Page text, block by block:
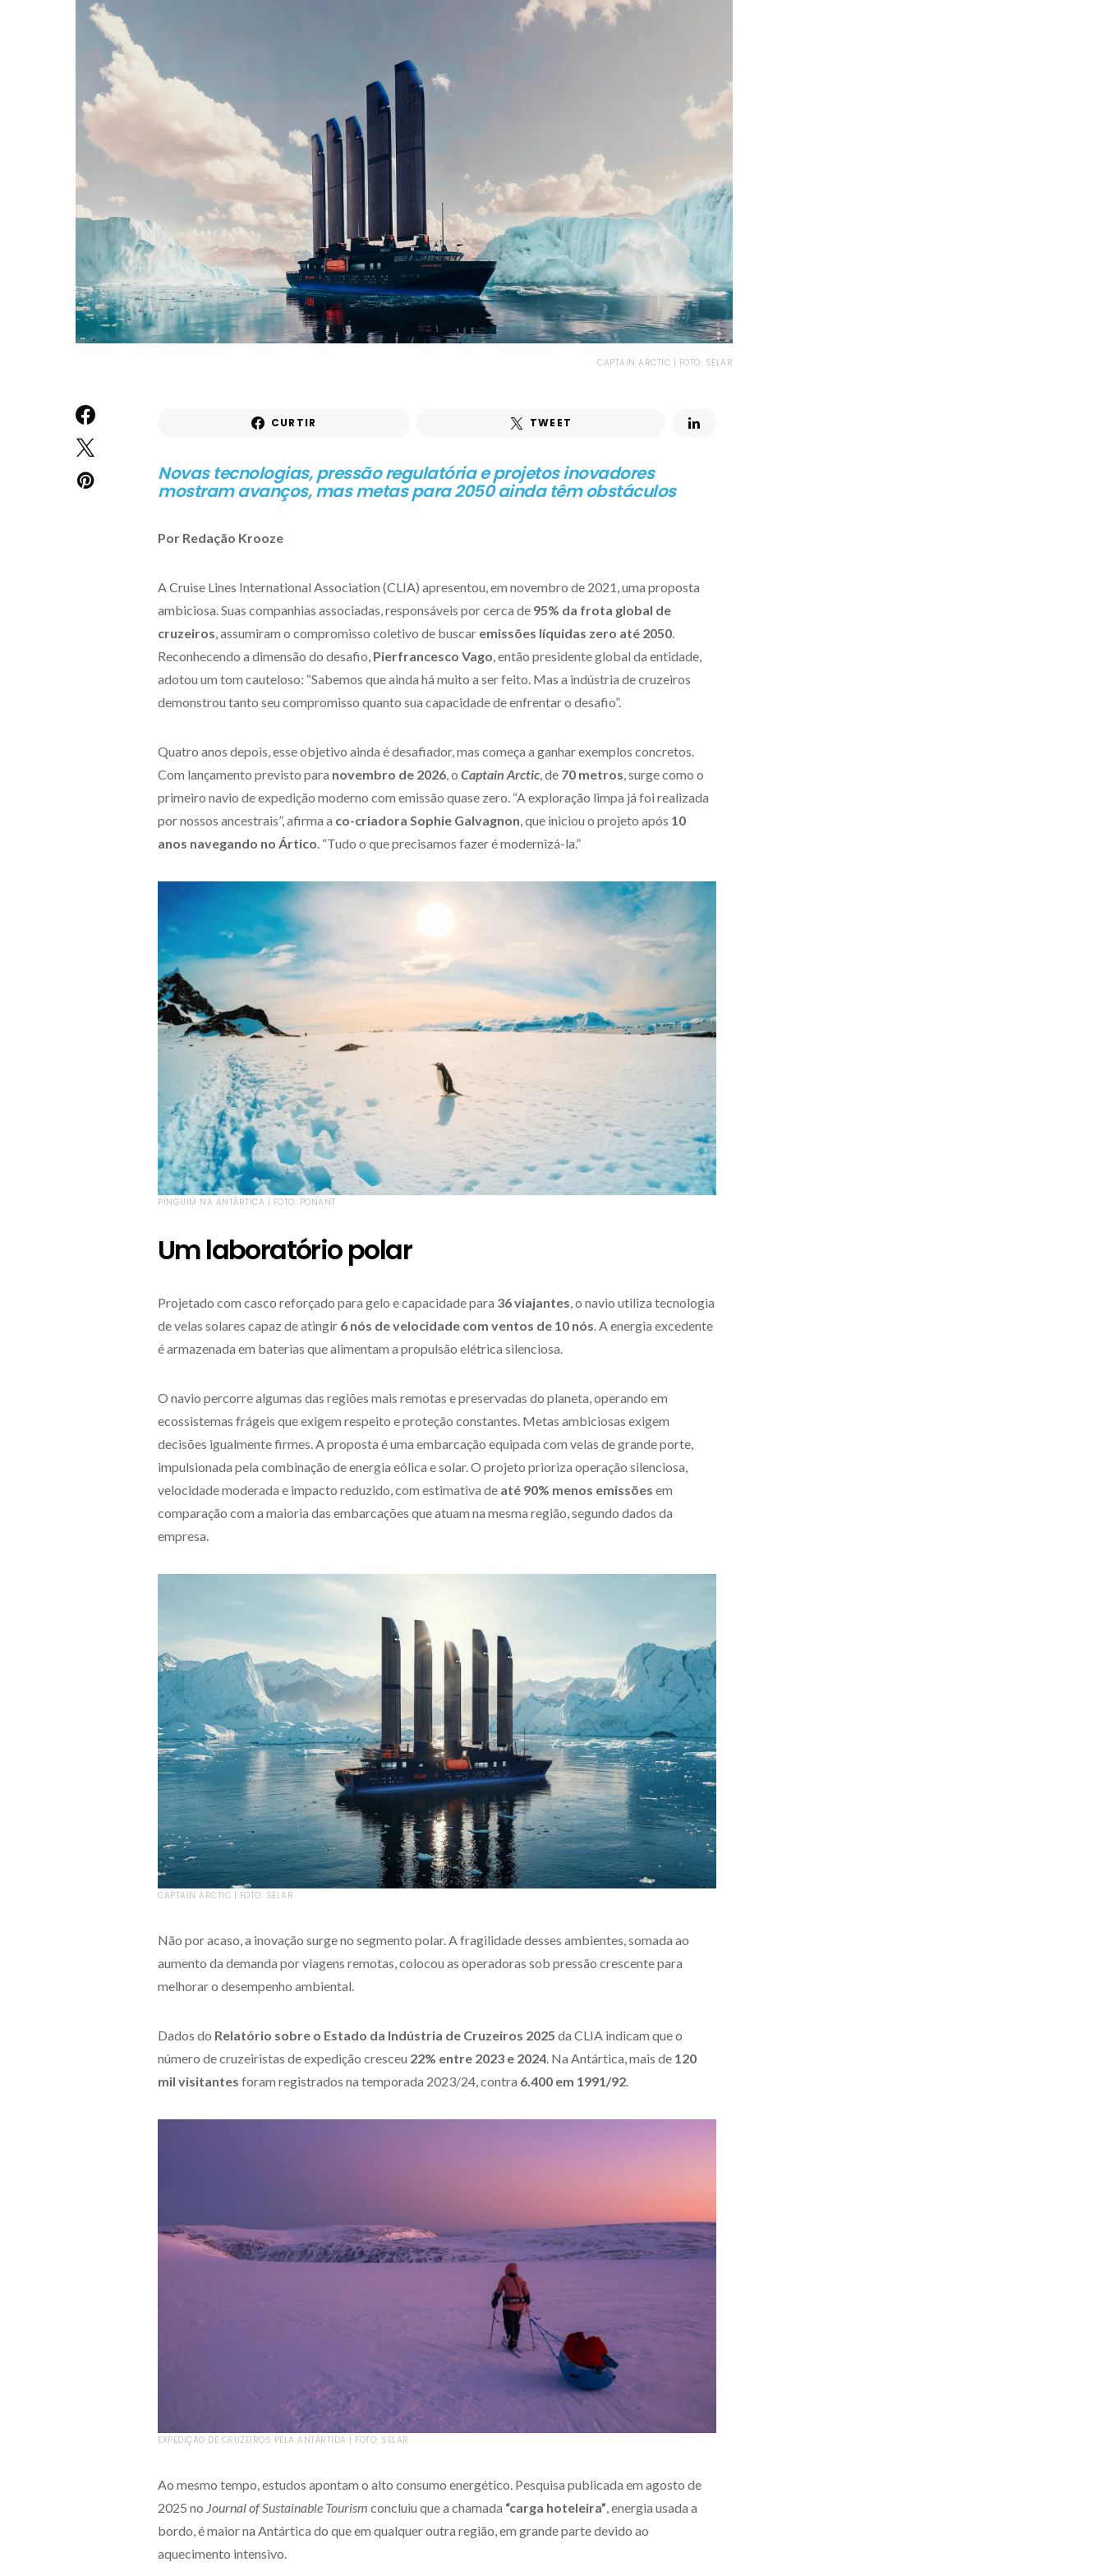
CAPTAIN ARCTIC | FOTO: SELAR
CURTIR TWEET
Novas tecnologias, pressão regulatória e projetos inovadores
mostram avanços, mas metas para 2050 ainda têm obstáculos
Por Redação Krooze
A Cruise Lines International Association (CLIA) apresentou, em novembro de 2021, uma proposta
ambiciosa. Suas companhias associadas, responsáveis por cerca de 95% da frota global de
cruzeiros, assumiram o compromisso coletivo de buscar emissões líquidas zero até 2050.
Reconhecendo a dimensão do desafio, Pierfrancesco Vago, então presidente global da entidade,
adotou um tom cauteloso: “Sabemos que ainda há muito a ser feito. Mas a indústria de cruzeiros
demonstrou tanto seu compromisso quanto sua capacidade de enfrentar o desafio”.
Quatro anos depois, esse objetivo ainda é desafiador, mas começa a ganhar exemplos concretos.
Com lançamento previsto para novembro de 2026, o Captain Arctic, de 70 metros, surge como o
primeiro navio de expedição moderno com emissão quase zero. “A exploração limpa já foi realizada
por nossos ancestrais”, afirma a co-criadora Sophie Galvagnon, que iniciou o projeto após 10
anos navegando no Ártico. “Tudo o que precisamos fazer é modernizá-la.”
PINGUIM NA ANTÁRTICA | FOTO: PONANT
Um laboratório polar
Projetado com casco reforçado para gelo e capacidade para 36 viajantes, o navio utiliza tecnologia
de velas solares capaz de atingir 6 nós de velocidade com ventos de 10 nós. A energia excedente
é armazenada em baterias que alimentam a propulsão elétrica silenciosa.
O navio percorre algumas das regiões mais remotas e preservadas do planeta, operando em
ecossistemas frágeis que exigem respeito e proteção constantes. Metas ambiciosas exigem
decisões igualmente firmes. A proposta é uma embarcação equipada com velas de grande porte,
impulsionada pela combinação de energia eólica e solar. O projeto prioriza operação silenciosa,
velocidade moderada e impacto reduzido, com estimativa de até 90% menos emissões em
comparação com a maioria das embarcações que atuam na mesma região, segundo dados da
empresa.
CAPTAIN ARCTIC | FOTO: SELAR
Não por acaso, a inovação surge no segmento polar. A fragilidade desses ambientes, somada ao
aumento da demanda por viagens remotas, colocou as operadoras sob pressão crescente para
melhorar o desempenho ambiental.
Dados do Relatório sobre o Estado da Indústria de Cruzeiros 2025 da CLIA indicam que o
número de cruzeiristas de expedição cresceu 22% entre 2023 e 2024. Na Antártica, mais de 120
mil visitantes foram registrados na temporada 2023/24, contra 6.400 em 1991/92.
EXPEDIÇÃO DE CRUZEIROS PELA ANTÁRTIDA | FOTO: SELAR
Ao mesmo tempo, estudos apontam o alto consumo energético. Pesquisa publicada em agosto de
2025 no Journal of Sustainable Tourism concluiu que a chamada “carga hoteleira”, energia usada a
bordo, é maior na Antártica do que em qualquer outra região, em grande parte devido ao
aquecimento intensivo.